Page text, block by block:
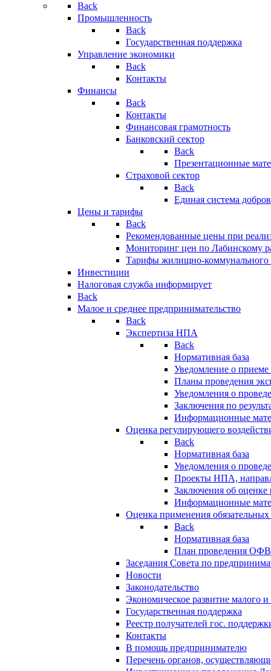
Back
Промышленность
Back
Государственная поддержка
Управление экономики
Back
Контакты
Финансы
Back
Контакты
Финансовая грамотность
Банковский сектор
Back
Презентационные
Страховой сектор
Back
Единая система
Цены и тарифы
Back
Рекомендованные цены при
Мониторинг цен по Лабинскому
Тарифы жилищно-коммунального
Инвестиции
Налоговая служба информирует
Back
Малое и среднее предпринимательство
Back
Экспертиза НПА
Back
Нормативная база
Уведомление о
Планы проведения
Уведомления о
Заключения по
Информационные
Оценка регулирующего
Back
Нормативная база
Уведомления о
Проекты НПА,
Заключения об
Информационные
Оценка применения
Back
Нормативная база
План проведения
Заседания Совета по
Новости
Законодательство
Экономическое развитие малого и
Государственная поддержка
Реестр получателей гос.
Контакты
В помощь предпринимателю
Перечень органов,